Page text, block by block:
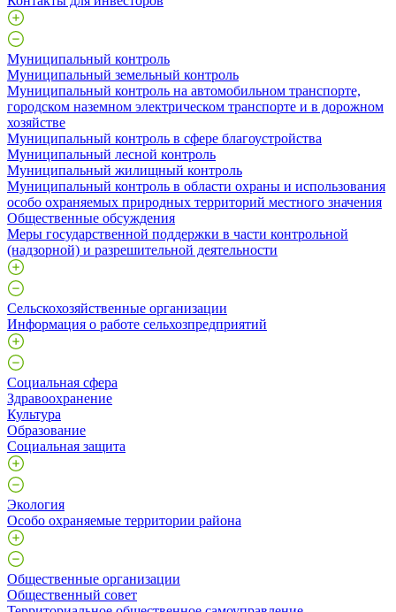
Муниципальный контроль
Муниципальный земельный контроль
Муниципальный контроль на автомобильном транспорте,
городском наземном электрическом транспорте и в дорожном
хозяйстве
Муниципальный контроль в сфере благоустройства
Муниципальный лесной контроль
Муниципальный жилищный контроль
Муниципальный контроль в области охраны и использования
особо охраняемых природных территорий местного значения
Общественные обсуждения
Меры государственной поддержки в части контрольной
(надзорной) и разрешительной деятельности
Сельскохозяйственные организации
Информация о работе сельхозпредприятий
Социальная сфера
Здравоохранение
Культура
Образование
Социальная защита
Экология
Особо охраняемые территории района
Общественные организации
Общественный совет